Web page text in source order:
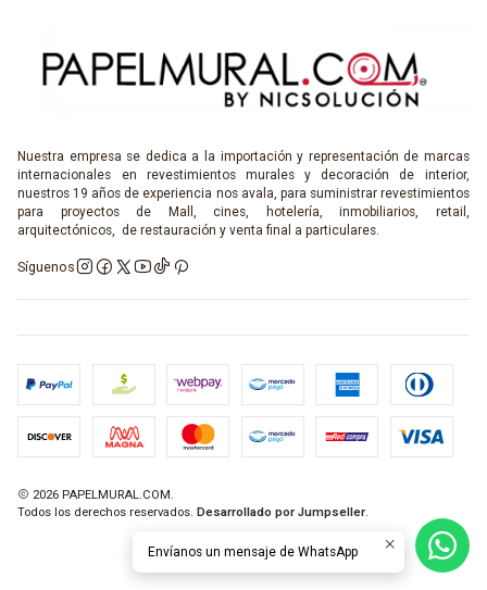
Nuestra empresa se dedica a la importación y representación de marcas
internacionales en revestimientos murales y decoración de interior,
nuestros 19 años de experiencia nos avala, para suministrar revestimientos
para proyectos de Mall, cines, hotelería, inmobiliarios, retail,
arquitectónicos, de restauración y venta final a particulares.
Síguenos
2026 PAPELMURAL.COM.
Todos los derechos reservados.Desarrollado por Jumpseller.
Envíanos un mensaje de WhatsApp